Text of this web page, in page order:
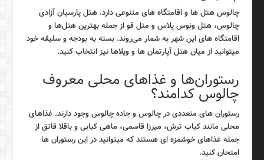
چالوس هتل ها و اقامتگاه های متنوعی دارد. هتل پارسیان آزادی
چالوس، هتل ونوس پلاس و متل قو از جمله بهترین هتل‌ها و
اقامتگاه های این شهر به شمار می‌روند. بسته به بودجه و سلیقه خود
میتوانید از میان هتل آپارتمان ها و ویلاها نیز انتخاب کنید.
رستوران‌ها و غذاهای محلی معروف
چالوس کدامند؟
رستوران های متعددی در چالوس و جاده چالوس وجود دارند. غذاهای
محلی مانند کباب ترش، میرزا قاسمی، ماهی کبابی و باقلا قاتق از
جمله غذاهای خوشمزه ای هستند که میتوانید در این رستوران ها
امتحان کنید.